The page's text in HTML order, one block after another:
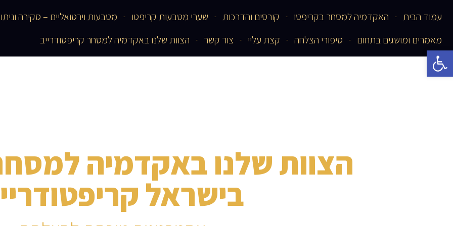
פתח סרגל נגישות
עמוד הבית האקדמיה למסחר בקריפטו קורסים והדרכות שערי מטבעות קריפטו
מטבעות וירטואליים – סקירה
מאמרים ומושגים בתחום
סיפורי הצלחה קצת עליי צור קשר הצוות שלנו באקדמיה למסחר קריפטודרייב
הצוות שלנו באקדמיה
בישראל